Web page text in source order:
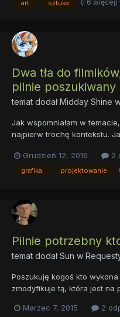
art sztuka (i 6 więcej)
Dwa tła do
pilnie poszukiwany
temat dodałMidday Shine
Jak wspomniałam w
najpierw trochę kontekstu.
usłyszałam "Kołysankę dla
piosence na zabój. Wkrótce
wykonań. Wokalistki były na
Grudzień 12, 2016 2
grafika projektowanie
Pilnie potrzebny
temat dodałSun w
Poszukuję kogoś kto
zmodyfikuje tą, która jest na
Eque trip, najlepiej żeby od
Marzec 7, 2015 2